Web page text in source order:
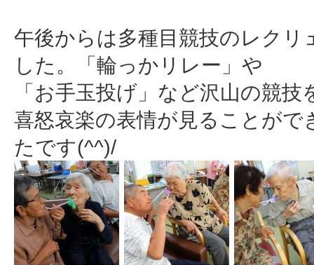
午後からは多種目競技のレクリ
した。「輪っかリレー」や
「お手玉投げ」など沢山の競
喜怒哀楽の表情が見ることがで
たです(^^)/